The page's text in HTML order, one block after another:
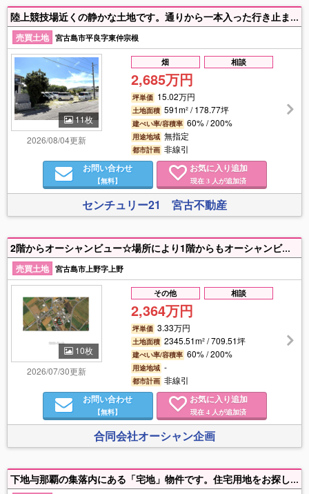
陸上競技場近くの静かな土地です。通りから一本入った行き止まりの通りなので交通量が少ないです。 土地の形は四角形で良好。178坪と少し大きめでアパート建設なども可能です。奥の木が生い茂っている部分も含みます。 （個人住宅の場合、農地法許可が150坪までになる為、約89坪への分筆相談可能です） 幼稚園、小学校も近く子育てに最適な場所♬ 近くの陸上競技場では子供たちと運動を楽しんだり、大人の運動不足解消もできる良い環境です♬
売買土地 宮古島市平良字東仲宗根
11枚
2026/08/04更新
畑 相談
2,685万円
坪単価 15.02万円
土地面積 591m² / 178.77坪
建ぺい率/容積率 60% / 200%
用途地域 無指定
都市計画 非線引
お問い合わせ
【無料】
お気に入り追加
現在 3 人が追加済
センチュリー21 宮古不動産
2階からオーシャンビュー☆場所により1階からもオーシャンビュー☆宅地と畑の2筆となります☆分譲住宅、アパート・マンション・社宅等の共同住宅用地としてオススメです☆シギラビーチまで車で10分、シギラベイカントリークラブ、エメラルドコーストゴルフリンクスまで車で10分圏内です♩
売買土地 宮古島市上野字上野
10枚
2026/07/30更新
その他 相談
2,364万円
坪単価 3.33万円
土地面積 2345.51m² / 709.51坪
建ぺい率/容積率 60% / 200%
用途地域 -
都市計画 非線引
お問い合わせ
【無料】
お気に入り追加
現在 4 人が追加済
合同会社オーシャン企画
下地与那覇の集落内にある「宅地」物件です。住宅用地をお探しの方へおすすめです！ 与那覇前浜ビーチまで車で4分、Aコープ下地店まで車で3分の場所にあり、落ち着いた雰囲気の場所でありながら、普段のお買い物にも便利な立地です。さらに、前面道路に下水管があるのも嬉しいポイントです！！ 隣地にある214坪の「畑」も同時購入可能です！